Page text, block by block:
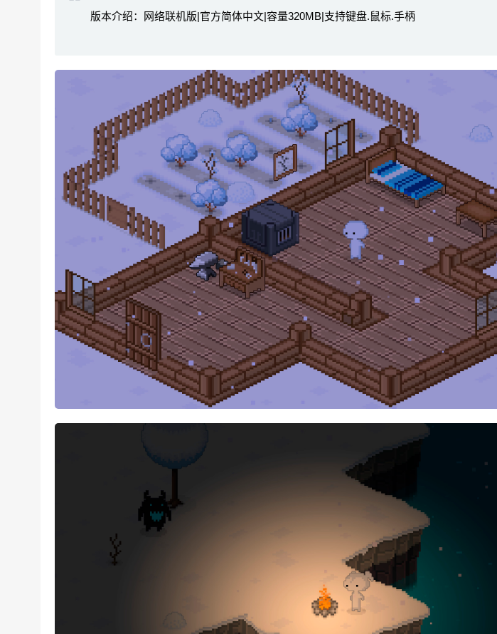
版本介绍：网络联机版|官方简体中文|容量320MB|支持键盘.鼠标.手柄